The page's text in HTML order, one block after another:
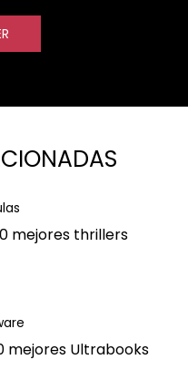
mejores thrillers
mejores Ultrabooks